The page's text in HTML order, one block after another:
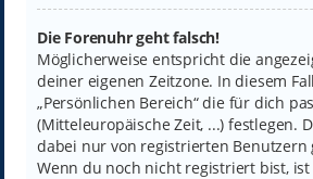
Die Forenuhr geht falsch!
Möglicherweise entspricht die
deiner eigenen Zeitzone. In diesem
„Persönlichen Bereich“ die für dich
(Mitteleuropäische Zeit, ...) festlegen.
dabei nur von registrierten Benutzern
Wenn du noch nicht registriert bist,